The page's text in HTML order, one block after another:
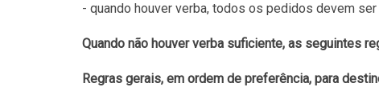
- quando houver verba, todos os pedidos devem
Quando não houver verba suficiente, as seguintes
Regras gerais, em ordem de preferência, para